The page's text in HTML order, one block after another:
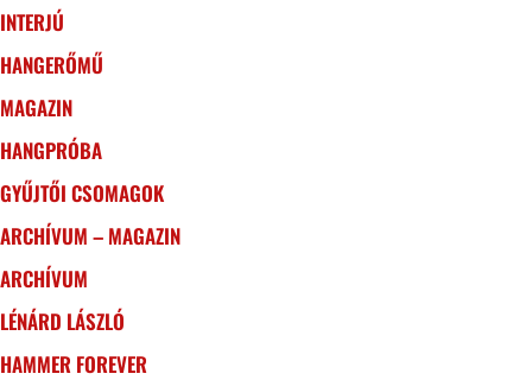
INTERJÚ
HANGERŐMŰ
MAGAZIN
HANGPRÓBA
GYŰJTŐI CSOMAGOK
ARCHÍVUM – MAGAZIN
ARCHÍVUM
LÉNÁRD LÁSZLÓ
HAMMER FOREVER